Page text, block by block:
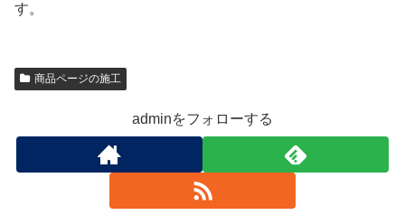
す。
商品ページの施工
adminをフォローする